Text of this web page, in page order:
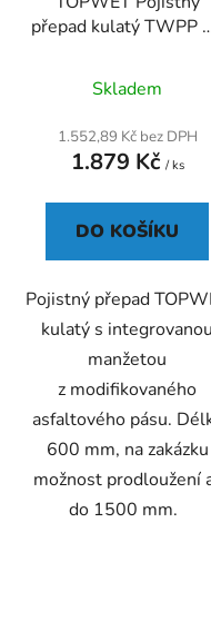
přepad kulatý TWPP
Skladem
1.552,89 Kč bez DPH
1.879 Kč / ks
DO KOŠÍKU
Pojistný přepad
kulatý s integrovanou
manžetou
z modifikovaného
asfaltového pásu.
600 mm, na zakázku
možnost prodloužení
do 1500 mm.